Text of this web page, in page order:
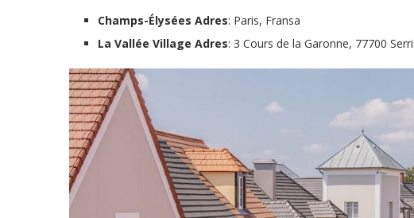
Champs-Élysées Adres: Paris, Fransa
La Vallée Village Adres: 3 Cours de la Garonne, 77700